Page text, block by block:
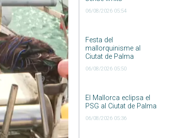
06/08/2026 05:54
Festa del
mallorquinisme al
Ciutat de Palma
06/08/2026 05:50
El Mallorca eclipsa el
PSG al Ciutat de Palma
06/08/2026 05:36